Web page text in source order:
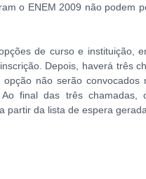
o ENEM 2009 não podem
de curso e instituição,
Depois, haverá três
não serão convocados
final das três chamadas,
partir da lista de espera